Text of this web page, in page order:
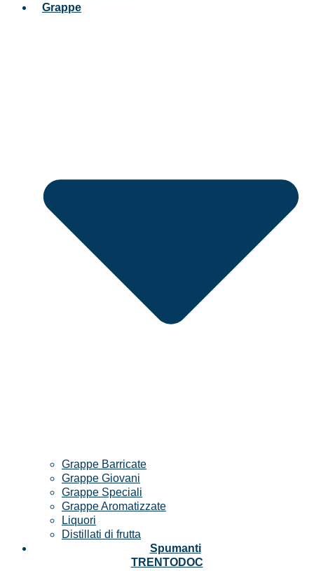
Grappe
Grappe Barricate
Grappe Giovani
Grappe Speciali
Grappe Aromatizzate
Liquori
Distillati di frutta
Spumanti
TRENTODOC